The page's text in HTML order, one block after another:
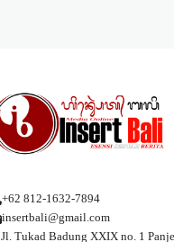
+62 812-1632-7894
insertbali@gmail.com
Jl. Tukad Badung XXIX no. 1